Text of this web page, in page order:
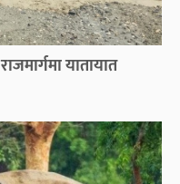
यातायात